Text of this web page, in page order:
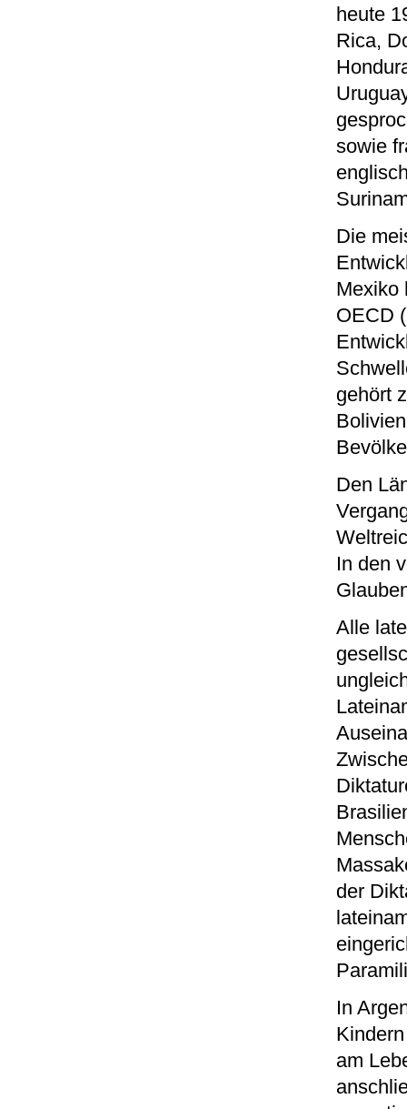
heute
Rica,
sowie
Die
Mexiko
OECD
gehört
Den
In den
Alle
der
In
am